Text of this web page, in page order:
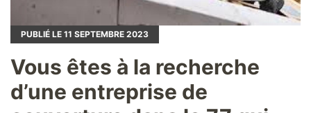
PUBLIÉ LE 11 SEPTEMBRE 2023
Vous êtes à la recherche
d’une entreprise de